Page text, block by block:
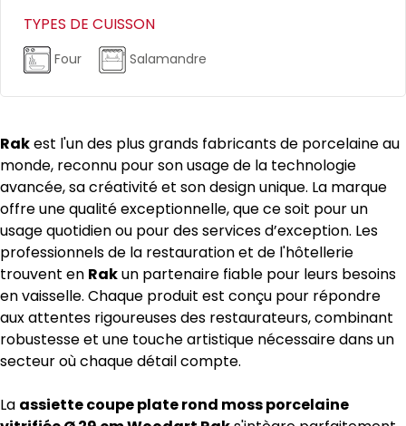
TYPES DE CUISSON
Four Salamandre
Rakest l'un des plus grands fabricants de porcelaine au
monde, reconnu pour son usage de la technologie
avancée, sa créativité et son design unique. La marque
offre une qualité exceptionnelle, que ce soit pour un
usage quotidien ou pour des services d’exception. Les
professionnels de la restauration et de l'hôtellerie
trouvent en Rakun partenaire fiable pour leurs besoins
en vaisselle. Chaque produit est conçu pour répondre
aux attentes rigoureuses des restaurateurs, combinant
robustesse et une touche artistique nécessaire dans un
secteur où chaque détail compte.
La assiette coupe plate rond moss porcelaine